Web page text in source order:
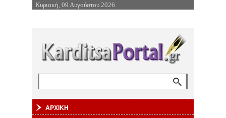
Επιστροφή στην Πλοήγηση
Κυριακή, 09 Αυγούστου 2026
ΑΡΧΙΚΗ